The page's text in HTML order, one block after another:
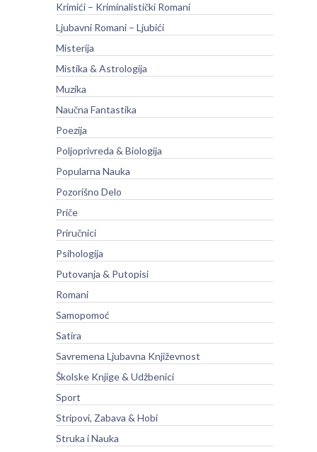
Krimići – Kriminalistički Romani
Ljubavni Romani – Ljubići
Misterija
Mistika & Astrologija
Muzika
Naučna Fantastika
Poezija
Poljoprivreda & Biologija
Popularna Nauka
Pozorišno Delo
Priče
Priručnici
Psihologija
Putovanja & Putopisi
Romani
Samopomoć
Satira
Savremena Ljubavna Književnost
Školske Knjige & Udžbenici
Sport
Stripovi, Zabava & Hobi
Struka i Nauka